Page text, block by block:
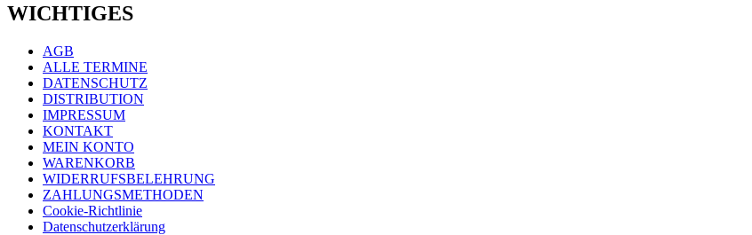
WICHTIGES
AGB
ALLE TERMINE
DATENSCHUTZ
DISTRIBUTION
IMPRESSUM
KONTAKT
MEIN KONTO
WARENKORB
WIDERRUFSBELEHRUNG
ZAHLUNGSMETHODEN
Cookie-Richtlinie
Datenschutzerklärung